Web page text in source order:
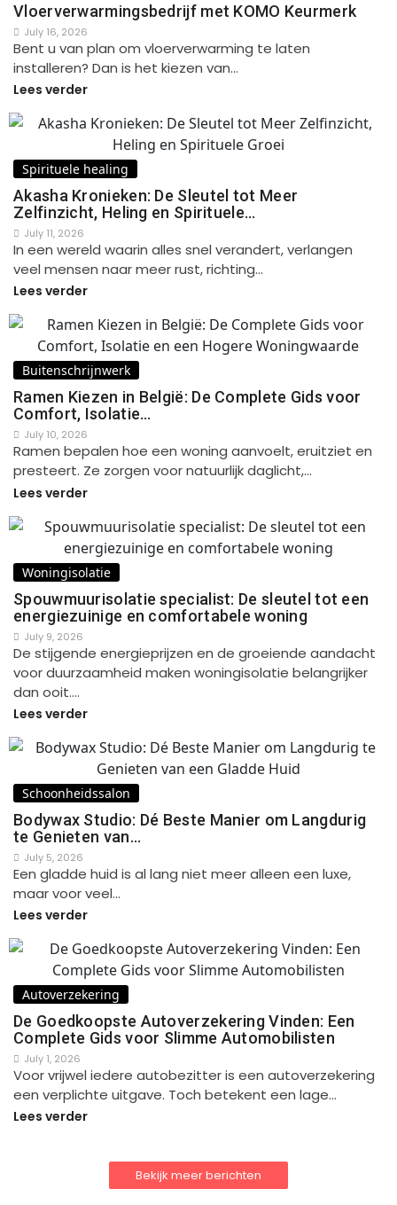
Vloerverwarmingsbedrijf met KOMO Keurmerk
July 16, 2026
Bent u van plan om vloerverwarming te laten
installeren? Dan is het kiezen van…
Lees verder
Spirituele healing
Akasha Kronieken: De Sleutel tot Meer
Zelfinzicht, Heling en Spirituele…
July 11, 2026
In een wereld waarin alles snel verandert, verlangen
veel mensen naar meer rust, richting…
Lees verder
Buitenschrijnwerk
Ramen Kiezen in België: De Complete Gids voor
Comfort, Isolatie…
July 10, 2026
Ramen bepalen hoe een woning aanvoelt, eruitziet en
presteert. Ze zorgen voor natuurlijk daglicht,…
Lees verder
Woningisolatie
Spouwmuurisolatie specialist: De sleutel tot een
energiezuinige en comfortabele woning
July 9, 2026
De stijgende energieprijzen en de groeiende aandacht
voor duurzaamheid maken woningisolatie belangrijker
dan ooit.…
Lees verder
Schoonheidssalon
Bodywax Studio: Dé Beste Manier om Langdurig
te Genieten van…
July 5, 2026
Een gladde huid is al lang niet meer alleen een luxe,
maar voor veel…
Lees verder
Autoverzekering
De Goedkoopste Autoverzekering Vinden: Een
Complete Gids voor Slimme Automobilisten
July 1, 2026
Voor vrijwel iedere autobezitter is een autoverzekering
een verplichte uitgave. Toch betekent een lage…
Lees verder
Bekijk meer berichten